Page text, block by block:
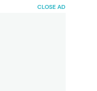
CLOSE AD